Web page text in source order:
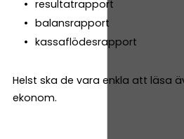
resultatrapport
balansrapport
kassaflödesrapport
Helst ska de vara enkla att läsa
ekonom.